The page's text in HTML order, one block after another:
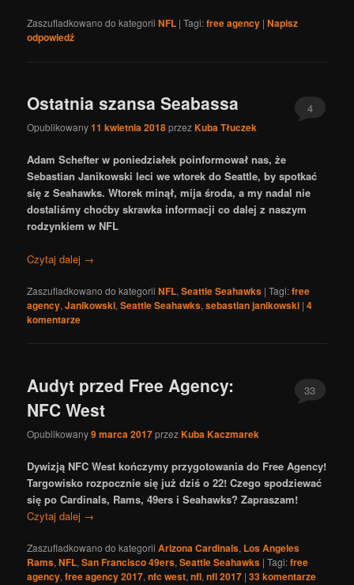
Zaszufladkowano do kategorii NFL |Tagi:free agency |Napisz
odpowiedź
Ostatnia szansa Seabassa
Opublikowany11 kwietnia 2018przezKuba Tłuczek
4
Adam Schefter w poniedziałek poinformował nas, że
Sebastian Janikowski leci we wtorek do Seattle, by spotkać
się z Seahawks. Wtorek minął, mija środa, a my nadal nie
dostaliśmy choćby skrawka informacji co dalej z naszym
rodzynkiem w NFL
Czytaj dalej →
Zaszufladkowano do kategorii NFL,Seattle Seahawks |Tagi:free
agency,Janikowski,Seattle Seahawks,sebastian janikowski |4
komentarze
Audyt przed Free Agency:
NFC West
Opublikowany9 marca 2017przezKuba Kaczmarek
33
Dywizją NFC West kończymy przygotowania do Free Agency!
Targowisko rozpocznie się już dziś o 22! Czego spodziewać
się po Cardinals, Rams, 49ers i Seahawks? Zapraszam!
Czytaj dalej →
Zaszufladkowano do kategorii Arizona Cardinals, Los Angeles
Rams,NFL,San Francisco 49ers,Seattle Seahawks |Tagi:free
agency,free agency 2017,nfc west,nfl,nfl 2017 |33komentarze